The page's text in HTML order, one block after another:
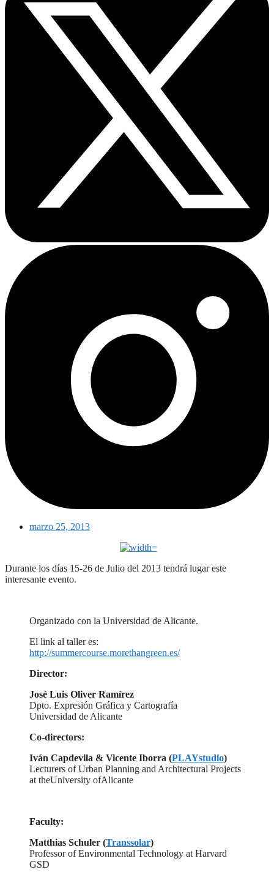
marzo 25, 2013
Durante los días 15-26 de Julio del 2013 tendrá lugar este
interesante evento.
Organizado con la Universidad de Alicante.
El link al taller es:
http://summercourse.morethangreen.es/
Director:
José Luis Oliver Ramírez
Dpto. Expresión Gráfica y Cartografía
Universidad de Alicante
Co-directors:
Iván Capdevila & Vicente Iborra (PLAYstudio)
Lecturers of Urban Planning and Architectural Projects
at theUniversity ofAlicante
Faculty:
Matthias Schuler (Transsolar)
Professor of Environmental Technology at Harvard
GSD